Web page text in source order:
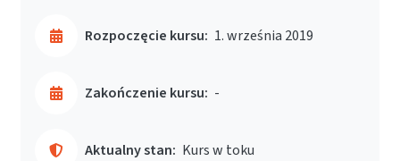
Rozpoczęcie kursu: 1. września 2019
Zakończenie kursu: -
Aktualny stan: Kurs w toku